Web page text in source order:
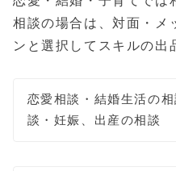
相談の場合は、対面・メ
ンと選択してスキルの出
恋愛相談・結婚生活の
談・妊娠、出産の相談